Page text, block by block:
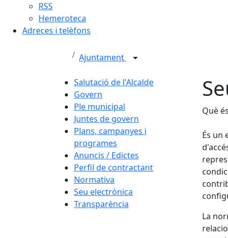
RSS
Hemeroteca
Adreces i telèfons
Ajuntament
Salutació de l'Alcalde
Govern
Ple municipal
Juntes de govern
Plans, campanyes i
programes
Anuncis / Edictes
Perfil de contractant
Normativa
Seu electrònica
Transparència
Què
És un
La